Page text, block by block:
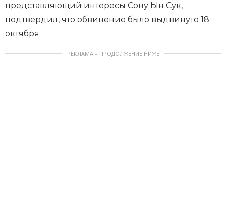
представляющий интересы Сону Ын Сук,
подтвердил, что обвинение было выдвинуто 18
октября.
РЕКЛАМА – ПРОДОЛЖЕНИЕ НИЖЕ